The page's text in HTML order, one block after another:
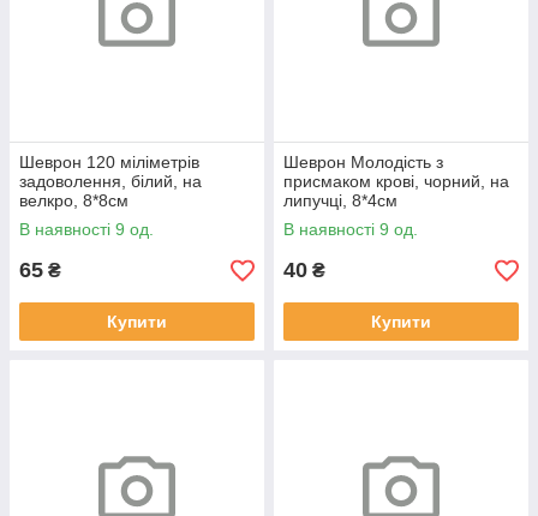
Шеврон 120 міліметрів
задоволення, білий, на
велкро, 8*8см
В наявності 9 од.
65 ₴
Купити
Шеврон Молодість з
присмаком крові, чорний, на
липучці, 8*4см
В наявності 9 од.
40 ₴
Купити